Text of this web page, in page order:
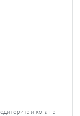
и кога не